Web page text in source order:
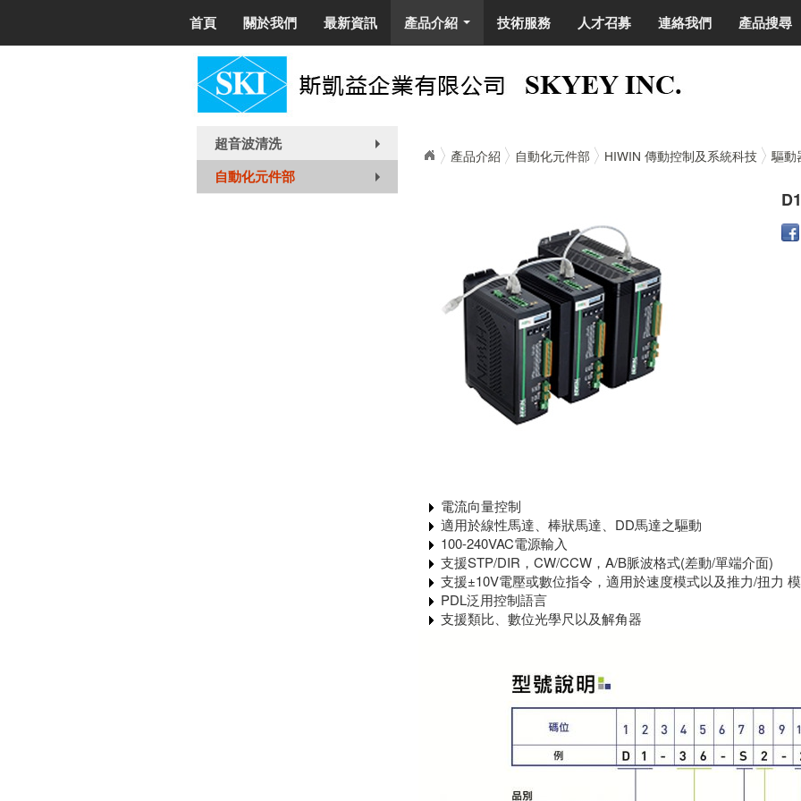
首頁 關於我們 最新資訊 產品介紹 技術服務 人才召募 連絡我們 產品搜尋
超音波清洗
自動化元件部
產品介紹 自動化元件部 HIWIN 傳動控制及系統科技 驅動
電流向量控制
​ 適用於線性馬達、棒狀馬達、DD馬達之驅動
​ 100-240VAC電源輸入
​支援STP/DIR，CW/CCW，A/B脈波格式(差動/單端介面)
支援±10V電壓或數位指令，適用於速度模式以及推力/扭力
​ PDL泛用控制語言
​ 支援類比、數位光學尺以及解角器